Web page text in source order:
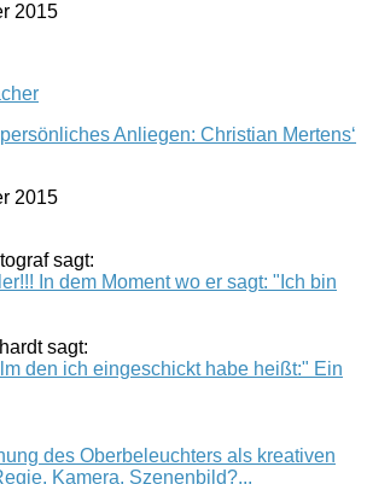
2015
Anliegen: Christian Mertens‘
2015
sagt:
In dem Moment wo er sagt: "Ich bin
sagt:
den ich eingeschickt habe heißt:" Ein
des Oberbeleuchters als kreativen
Kamera, Szenenbild?...